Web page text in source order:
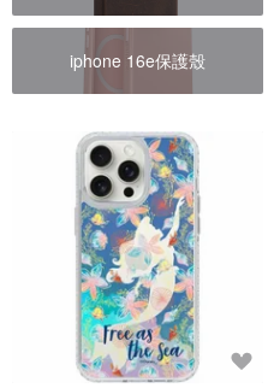
iphone 16e保護殼